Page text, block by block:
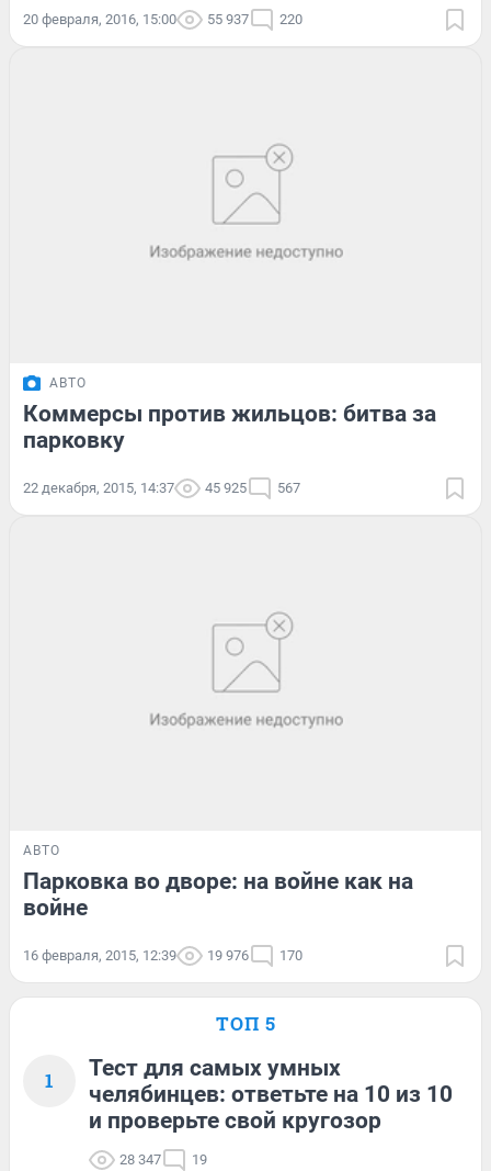
20 февраля, 2016, 15:00 55 937 220
АВТО
Коммерсы против жильцов: битва за
парковку
22 декабря, 2015, 14:37 45 925 567
АВТО
Парковка во дворе: на войне как на
войне
16 февраля, 2015, 12:39 19 976 170
ТОП 5
1
Тест для самых умных
челябинцев: ответьте на 10 из 10
и проверьте свой кругозор
28 347 19